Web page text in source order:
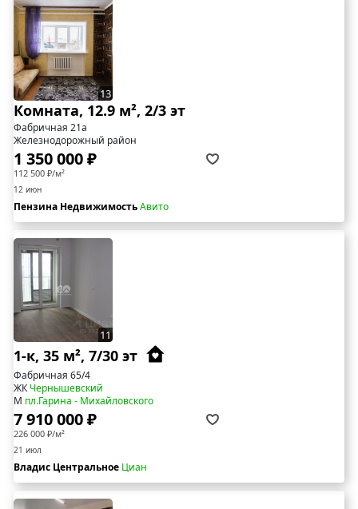
13
Комната, 12.9 м², 2/3 эт
Фабричная 21а
Железнодорожный район
1 350 000 ₽
112 500 ₽/м²
12 июн
Пензина НедвижимостьАвито
11
1-к, 35 м², 7/30 эт
Фабричная 65/4
ЖКЧернышевский
М пл.Гарина - Михайловского
7 910 000 ₽
226 000 ₽/м²
21 июл
Владис Центральное Циан